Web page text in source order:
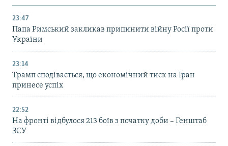
23:47
Папа Римський закликав припинити війну Росії проти
України
23:14
Трамп сподівається, що економічний тиск на Іран
принесе успіх
22:52
На фронті відбулося 213 боїв з початку доби – Генштаб
ЗСУ